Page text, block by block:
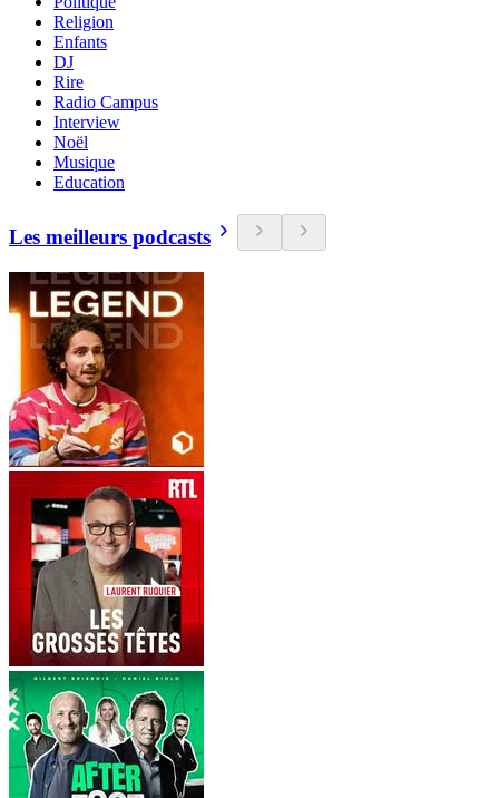
Religion
Enfants
DJ
Rire
Radio Campus
Interview
Noël
Musique
Education
Les meilleurs podcasts